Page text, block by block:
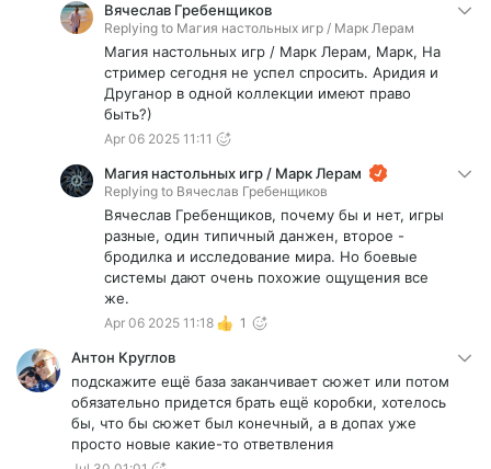
Вячеслав Гребенщиков
Replying to Магия настольных игр / Марк Лерам
Магия настольных игр / Марк Лерам, Марк, На
стример сегодня не успел спросить. Аридия и
Друганор в одной коллекции имеют право
быть?)
Apr 06 2025 11:11
Магия настольных игр / Марк Лерам
Replying to Вячеслав Гребенщиков
Вячеслав Гребенщиков, почему бы и нет, игры
разные, один типичный данжен, второе -
бродилка и исследование мира. Но боевые
системы дают очень похожие ощущения все
же.
Apr 06 2025 11:18 1
Антон Круглов
подскажите ещё база заканчивает сюжет или потом
обязательно придется брать ещё коробки, хотелось
бы, что бы сюжет был конечный, а в допах уже
просто новые какие-то ответвления